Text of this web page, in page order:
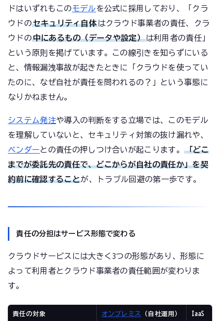
ドはいずれもこのモデルを公式に採用しており、「クラ
ウドのセキュリティ自体はクラウド事業者の責任、クラ
ウドの中にあるもの（データや設定）は利用者の責任」
という原則を掲げています。この線引きを知らずにいる
と、情報漏洩事故が起きたときに「クラウドを使ってい
たのに、なぜ自社が責任を問われるの？」という事態に
なりかねません。
システム発注や導入の判断をする立場では、このモデル
を理解していないと、セキュリティ対策の抜け漏れや、
ベンダーとの責任の押しつけ合いが起こります。「どこ
までが委託先の責任で、どこからが自社の責任か」を契
約前に確認することが、トラブル回避の第一歩です。
責任の分担はサービス形態で変わる
クラウドサービスには大きく3つの形態があり、形態に
よって利用者とクラウド事業者の責任範囲が変わりま
す。
責任の対象 オンプレミス （自社運用） IaaS